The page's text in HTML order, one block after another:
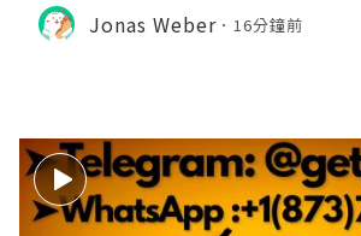
Jonas Weber 16分鐘前